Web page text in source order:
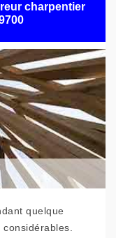
charpentier
quelque